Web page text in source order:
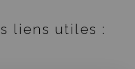
liens utiles :